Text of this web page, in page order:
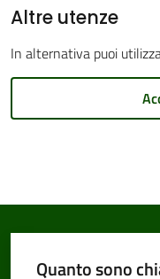
Tutti
Altre utenze
In alternativa puoi
Quanto sono